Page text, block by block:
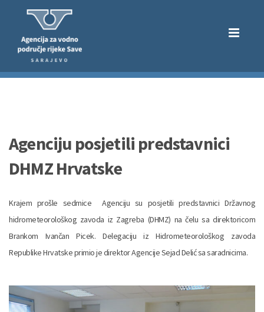
Agenciju posjetili predstavnici
DHMZ Hrvatske
Krajem prošle sedmice Agenciju su posjetili predstavnici Državnog
hidrometeorološkog zavoda iz Zagreba (DHMZ) na čelu sa direktoricom
Brankom Ivančan Picek. Delegaciju iz Hidrometeorološkog zavoda
Republike Hrvatske primio je direktor Agencije Sejad Delić sa saradnicima.